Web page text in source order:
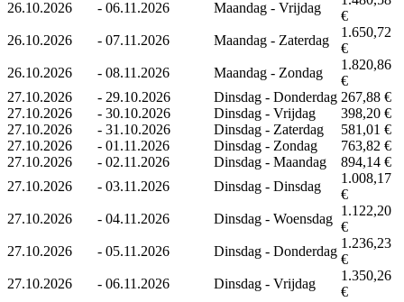
26.10.2026
- 06.11.2026 Maandag - Vrijdag
€
26.10.2026
- 07.11.2026 Maandag - Zaterdag
1.650,72
€
26.10.2026
- 08.11.2026 Maandag - Zondag
1.820,86
€
27.10.2026
- 29.10.2026 Dinsdag - Donderdag 267,88 €
27.10.2026
- 30.10.2026 Dinsdag - Vrijdag
398,20 €
27.10.2026
- 31.10.2026 Dinsdag - Zaterdag
581,01 €
27.10.2026
- 01.11.2026 Dinsdag - Zondag
763,82 €
27.10.2026
- 02.11.2026 Dinsdag - Maandag
894,14 €
27.10.2026
- 03.11.2026 Dinsdag - Dinsdag
1.008,17
€
27.10.2026
- 04.11.2026 Dinsdag - Woensdag
1.122,20
€
27.10.2026
- 05.11.2026 Dinsdag - Donderdag
1.236,23
€
27.10.2026
- 06.11.2026 Dinsdag - Vrijdag
1.350,26
€